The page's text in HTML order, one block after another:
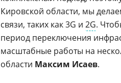
Кировской области, мы
связи, таких как 3G и 2G.
период переключения
масштабные работы на
области Максим Исаев.